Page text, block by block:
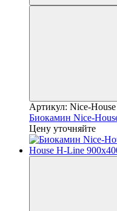
Артикул: Nice-
Биокамин Nice-
Цену уточняйте